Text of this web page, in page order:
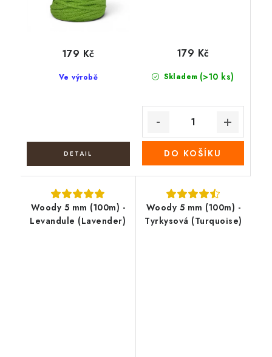
Ve výrobě
179 Kč
Skladem (>10 ks)
179 Kč
DO KOŠÍKU
Woody 5 mm (100m) -
Levandule (Lavender)
Woody 5 mm (100m) -
Tyrkysová (Turquoise)